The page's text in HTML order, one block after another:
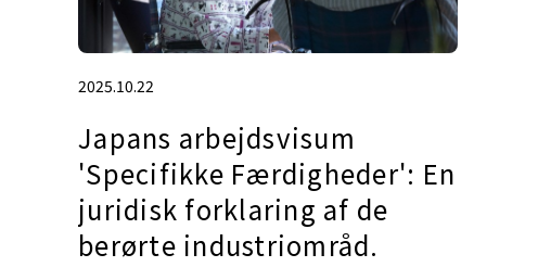
2025.10.22
Japans arbejdsvisum
'Specifikke Færdigheder': En
juridisk forklaring af de
berørte industriområd.